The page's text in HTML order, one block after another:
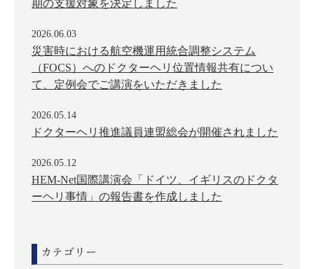
期の支援対象を決定しました
2026.06.03
災害時における航空機運用統合調整システム
（FOCS）へのドクターヘリ位置情報共有につい
て、定例会でご講演をいただきました
2026.05.14
ドクターヘリ推進議員連盟総会が開催されました
2026.05.12
HEM-Net国際講演会「ドイツ、イギリスのドクタ
ーヘリ事情」の報告書を作成しました
カテゴリー